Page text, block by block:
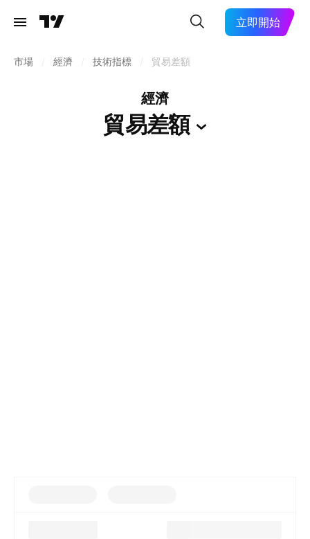
立即開始
市場 經濟 技術指標 貿易差額
經濟
貿易差額